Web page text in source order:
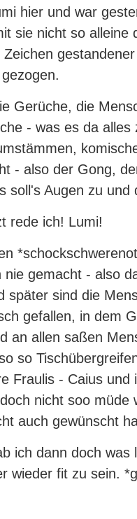
hier und war
sie nicht so alleine
Gerüche, die
- was es da alles
- also der Gong,
soll's Augen zu und
rede ich! Lumi!
gemacht - also
später sind die
gefallen, in dem
an allen saßen
so
Fraulis - Caius und
nicht soo müde
auch gewünscht
ich dann doch was
wieder fit zu sein.